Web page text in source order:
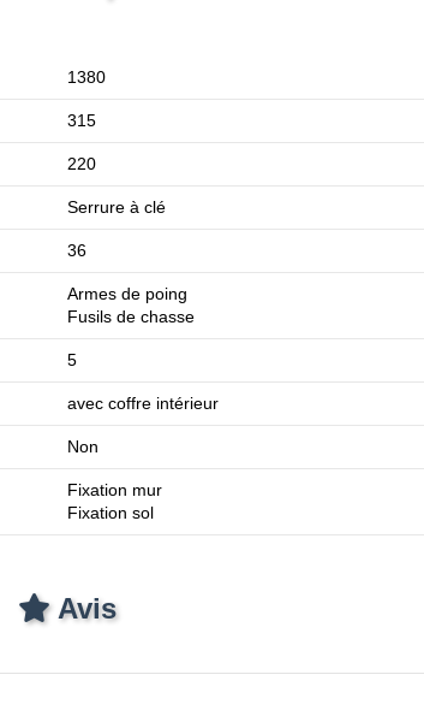
1380
315
220
Serrure à clé
36
Armes de poing
Fusils de chasse
5
avec coffre intérieur
Non
Fixation mur
Fixation sol
Avis